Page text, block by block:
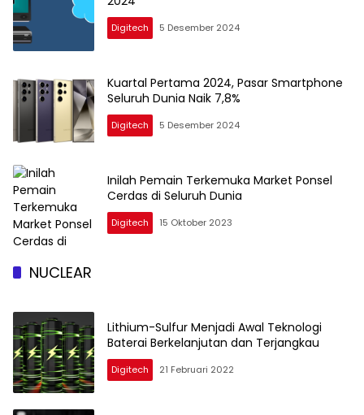
Digitech 5 Desember 2024
Kuartal Pertama 2024, Pasar Smartphone
Seluruh Dunia Naik 7,8%
Digitech 5 Desember 2024
Inilah Pemain Terkemuka Market Ponsel
Cerdas di Seluruh Dunia
Digitech 15 Oktober 2023
NUCLEAR
Lithium-Sulfur Menjadi Awal Teknologi
Baterai Berkelanjutan dan Terjangkau
Digitech 21 Februari 2022